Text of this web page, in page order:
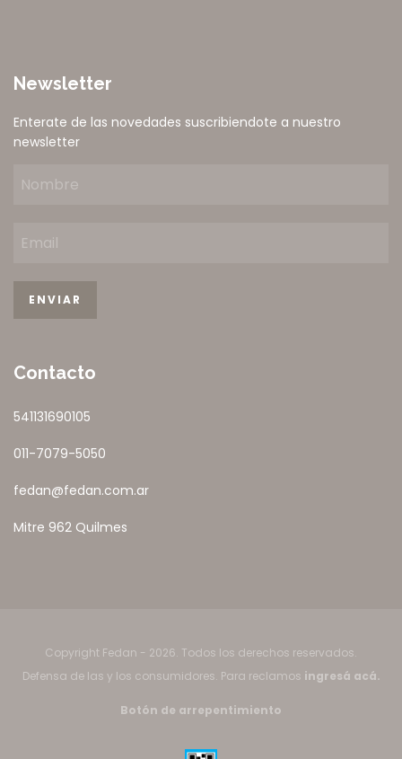
Newsletter
Enterate de las novedades suscribiendote a nuestro
newsletter
Contacto
541131690105
011-7079-5050
fedan@fedan.com.ar
Mitre 962 Quilmes
Copyright Fedan - 2026. Todos los derechos reservados.
Defensa de las y los consumidores. Para reclamos ingresá acá.
Botón de arrepentimiento